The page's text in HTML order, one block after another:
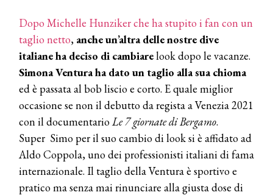
aziende
Dopo Michelle Hunziker che ha stupito i fan con un
taglio netto, anche un’altra delle nostre dive
italiane ha deciso di cambiarelook dopo le vacanze.
Simona Ventura ha dato un taglio alla sua chioma
ed è passata al bob liscio e corto. E quale miglior
occasione se non il debutto da regista a Venezia 2021
con il documentarioLe 7 giornate di Bergamo.
Super Simo per il suo cambio di look si è affidato ad
Aldo Coppola, uno dei professionisti italiani di fama
internazionale. Il taglio della Ventura è sportivo e
pratico ma senza mai rinunciare alla giusta dose di